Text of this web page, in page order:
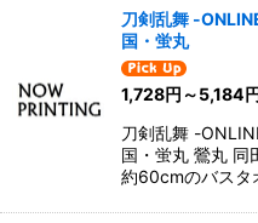
刀剣乱舞 -
国・蛍丸
1,728円 ～5,184
刀剣乱舞 -
国・蛍丸 鶯丸 同
約60cmのバスタ